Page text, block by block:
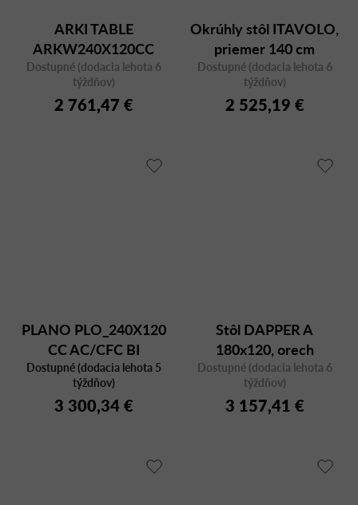
ARKI TABLE
ARKW240X120CC
Dostupné (dodacia lehota 6
týždňov)
2 761,47 €
Okrúhly stôl ITAVOLO,
priemer 140 cm
Dostupné (dodacia lehota 6
týždňov)
2 525,19 €
PLANO PLO_240X120
CC AC/CFC BI
Dostupné (dodacia lehota 5
týždňov)
3 300,34 €
Stôl DAPPER A
180x120, orech
Dostupné (dodacia lehota 6
týždňov)
3 157,41 €